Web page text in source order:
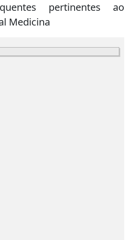
pertinentes ao
Medicina